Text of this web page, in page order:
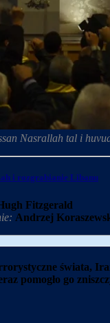
Nasrallah tal i
i rozgrabianie Libanu
Fitzgerald
Andrzej
świata,
pomogło go